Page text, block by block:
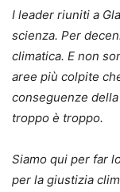
I leader riuniti a
scienza. Per
climatica. E non
aree più colpite
conseguenze
troppo è troppo.
Siamo qui per far
per la giustizia